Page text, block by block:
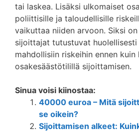
tai laskea. Lisäksi ulkomaiset
poliittisille ja taloudellisille
vaikuttaa niiden arvoon. Siksi
sijoittajat tutustuvat
mahdollisiin riskeihin ennen
osakesäästötilillä sijoittamisen.
Sinua voisi kiinostaa:
40000 euroa – Mitä
se oikein?
Sijoittamisen alkeet: